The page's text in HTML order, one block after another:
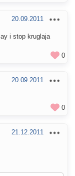
20.09.2011
i stop kruglaja
0
20.09.2011
0
21.12.2011